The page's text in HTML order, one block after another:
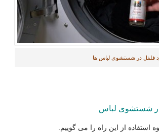
فلفل در شستشوی لباس ها
در شستشوی لباس
از این راه را می گوییم.